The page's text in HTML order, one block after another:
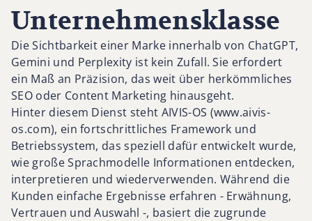
Unternehmensklasse
Die Sichtbarkeit einer Marke innerhalb von ChatGPT,
Gemini und Perplexity ist kein Zufall. Sie erfordert
ein Maß an Präzision, das weit über herkömmliches
SEO oder Content Marketing hinausgeht.
Hinter diesem Dienst steht AIVIS-OS (www.aivis-
os.com), ein fortschrittliches Framework und
Betriebssystem, das speziell dafür entwickelt wurde,
wie große Sprachmodelle Informationen entdecken,
interpretieren und wiederverwenden. Während die
Kunden einfache Ergebnisse erfahren - Erwähnung,
Vertrauen und Auswahl -, basiert die zugrunde